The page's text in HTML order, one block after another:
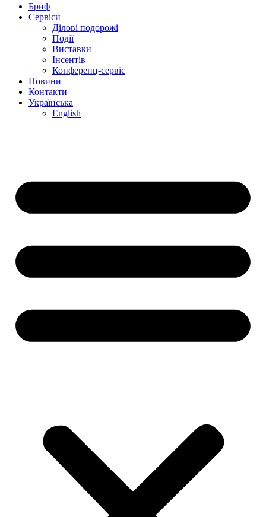
Бриф
Сервіси
Ділові подорожі
Події
Виставки
Інсентів
Конференц-сервіс
Новини
Контакти
Українська
English